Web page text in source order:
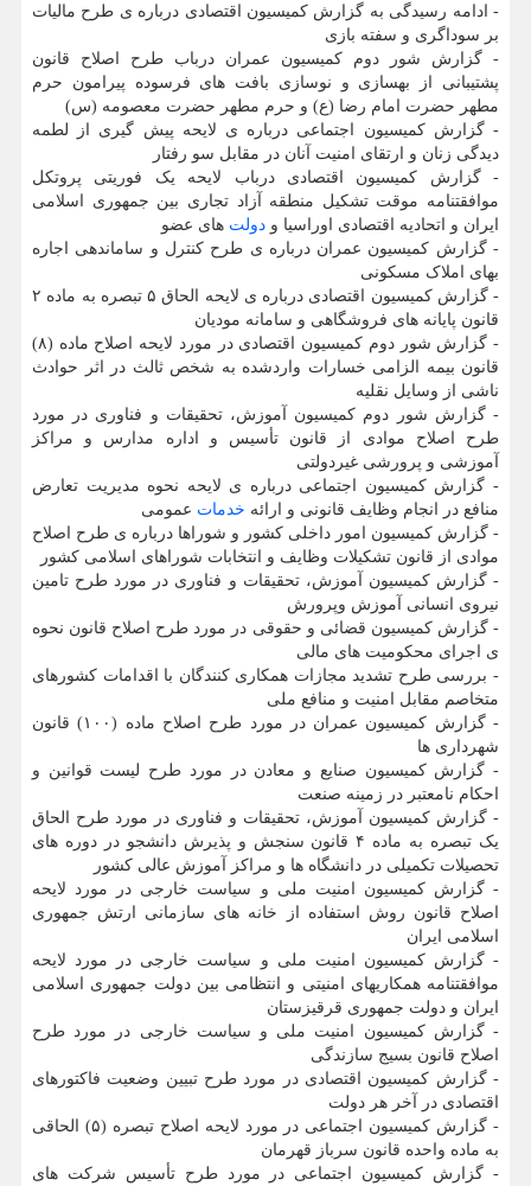
- ادامه رسیدگی به گزارش کمیسیون اقتصادی درباره ی طرح مالیات
بر سوداگری و سفته بازی
- گزارش شور دوم کمیسیون عمران درباب طرح اصلاح قانون
پشتیبانی از بهسازی و نوسازی بافت های فرسوده پیرامون حرم
مطهر حضرت امام رضا (ع) و حرم مطهر حضرت معصومه (س)
- گزارش کمیسیون اجتماعی درباره ی لایحه پیش گیری از لطمه
دیدگی زنان و ارتقای امنیت آنان در مقابل سو رفتار
- گزارش کمیسیون اقتصادی درباب لایحه یک فوریتی پروتکل
موافقتنامه موقت تشکیل منطقه آزاد تجاری بین جمهوری اسلامی
ایران و اتحادیه اقتصادی اوراسیا و دولت های عضو
- گزارش کمیسیون عمران درباره ی طرح کنترل و ساماندهی اجاره
بهای املاک مسکونی
- گزارش کمیسیون اقتصادی درباره ی لایحه الحاق ۵ تبصره به ماده ۲
قانون پایانه های فروشگاهی و سامانه مودیان
- گزارش شور دوم کمیسیون اقتصادی در مورد لایحه اصلاح ماده (۸)
قانون بیمه الزامی خسارات واردشده به شخص ثالث در اثر حوادث
ناشی از وسایل نقلیه
- گزارش شور دوم کمیسیون آموزش، تحقیقات و فناوری در مورد
طرح اصلاح موادی از قانون تأسیس و اداره مدارس و مراکز
آموزشی و پرورشی غیردولتی
- گزارش کمیسیون اجتماعی درباره ی لایحه نحوه مدیریت تعارض
منافع در انجام وظایف قانونی و ارائه خدمات عمومی
- گزارش کمیسیون امور داخلی کشور و شوراها درباره ی طرح اصلاح
موادی از قانون تشکیلات وظایف و انتخابات شوراهای اسلامی کشور
- گزارش کمیسیون آموزش، تحقیقات و فناوری در مورد طرح تامین
نیروی انسانی آموزش وپرورش
- گزارش کمیسیون قضائی و حقوقی در مورد طرح اصلاح قانون نحوه
ی اجرای محکومیت های مالی
- بررسی طرح تشدید مجازات همکاری کنندگان با اقدامات کشورهای
متخاصم مقابل امنیت و منافع ملی
- گزارش کمیسیون عمران در مورد طرح اصلاح ماده (۱۰۰) قانون
شهرداری ها
- گزارش کمیسیون صنایع و معادن در مورد طرح لیست قوانین و
احکام نامعتبر در زمینه صنعت
- گزارش کمیسیون آموزش، تحقیقات و فناوری در مورد طرح الحاق
یک تبصره به ماده ۴ قانون سنجش و پذیرش دانشجو در دوره های
تحصیلات تکمیلی در دانشگاه ها و مراکز آموزش عالی کشور
- گزارش کمیسیون امنیت ملی و سیاست خارجی در مورد لایحه
اصلاح قانون روش استفاده از خانه های سازمانی ارتش جمهوری
اسلامی ایران
- گزارش کمیسیون امنیت ملی و سیاست خارجی در مورد لایحه
موافقتنامه همکاریهای امنیتی و انتظامی بین دولت جمهوری اسلامی
ایران و دولت جمهوری قرقیزستان
- گزارش کمیسیون امنیت ملی و سیاست خارجی در مورد طرح
اصلاح قانون بسیج سازندگی
- گزارش کمیسیون اقتصادی در مورد طرح تبیین وضعیت فاکتورهای
اقتصادی در آخر هر دولت
- گزارش کمیسیون اجتماعی در مورد لایحه اصلاح تبصره (۵) الحاقی
به ماده واحده قانون سرباز قهرمان
- گزارش کمیسیون اجتماعی در مورد طرح تأسیس شرکت های